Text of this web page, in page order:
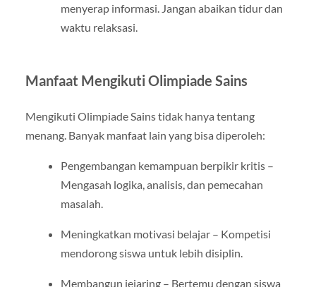
menyerap informasi. Jangan abaikan tidur dan
waktu relaksasi.
Manfaat Mengikuti Olimpiade Sains
Mengikuti Olimpiade Sains tidak hanya tentang
menang. Banyak manfaat lain yang bisa diperoleh:
Pengembangan kemampuan berpikir kritis –
Mengasah logika, analisis, dan pemecahan
masalah.
Meningkatkan motivasi belajar – Kompetisi
mendorong siswa untuk lebih disiplin.
Membangun jejaring – Bertemu dengan siswa